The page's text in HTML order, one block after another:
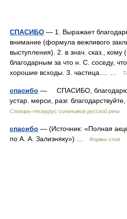
СПАСИБО — 1. Выражает
внимание (формула вежливого
выступления). 2. в знач. сказ.,
благодарным за что н. С. соседу,
хорошие всходы. 3. частица.… …
спасибо — СПАСИБО, благодарю,
устар. мерси, разг.
Словарь-тезаурус синонимов русской речи
спасибо — (Источник: «Полная
по А. А. Зализняку») …
Формы слов